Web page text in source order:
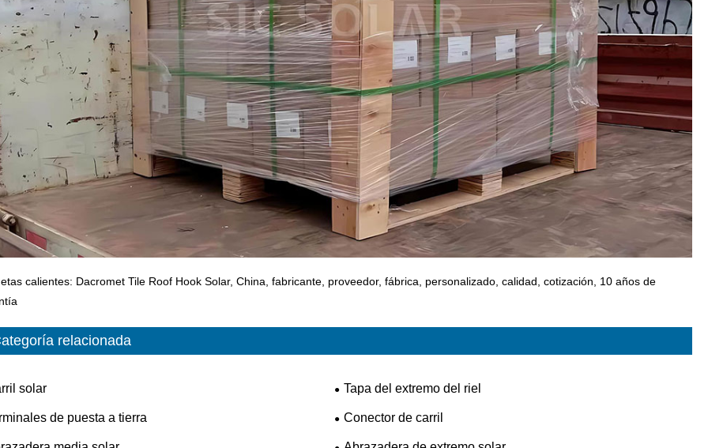
calientes: Dacromet Tile Roof Hook Solar, China, fabricante, proveedor, fábrica, personalizado, calidad, cotización, 10 años de
relacionada
solar Tapa del extremo del riel
de puesta a tierra Conector de carril